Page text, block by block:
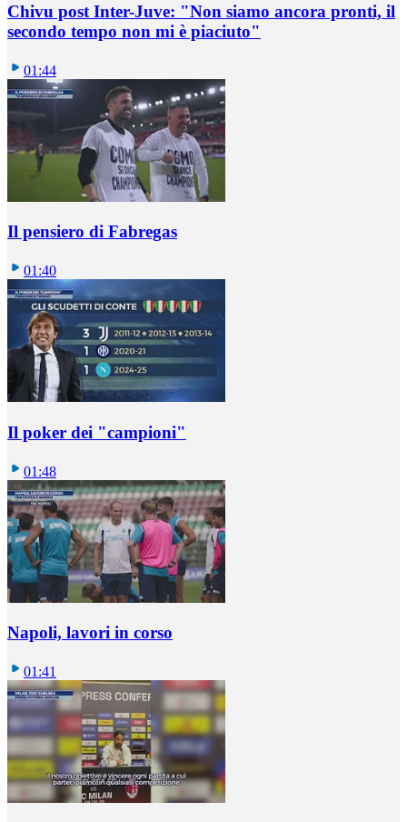
Chivu post Inter-Juve: "Non siamo ancora pronti, il
secondo tempo non mi è piaciuto"
01:44
Il pensiero di Fabregas
01:40
Il poker dei "campioni"
01:48
Napoli, lavori in corso
01:41